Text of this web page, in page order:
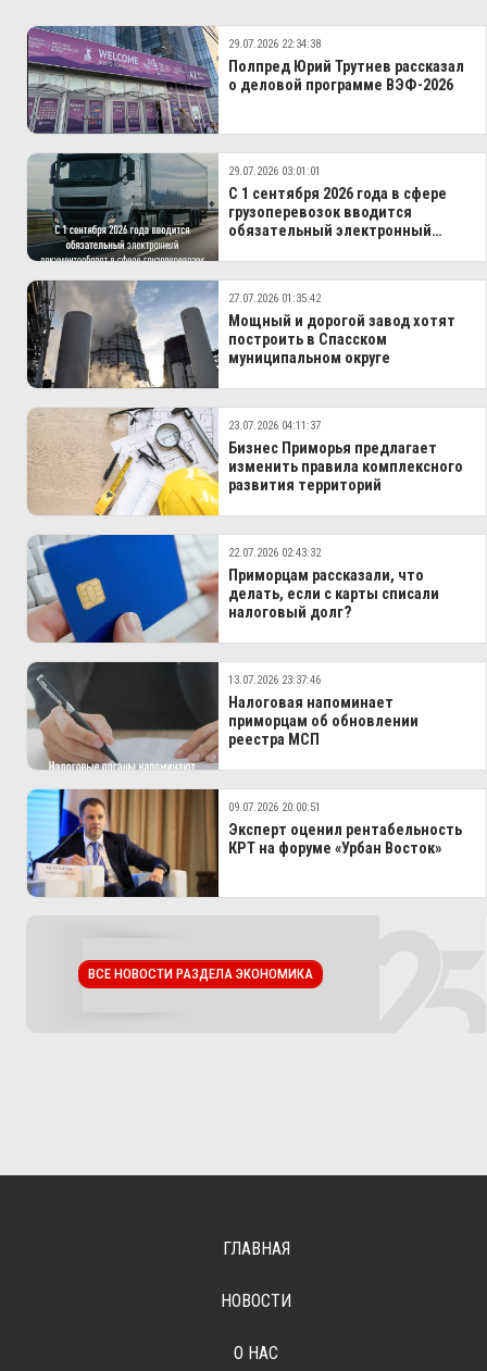
29.07.2026 22:34:38
Полпред Юрий Трутнев рассказал
о деловой программе ВЭФ-2026
29.07.2026 03:01:01
С 1 сентября 2026 года в сфере
грузоперевозок вводится
обязательный электронный
27.07.2026 01:35:42
Мощный и дорогой завод хотят
построить в Спасском
муниципальном округе
23.07.2026 04:11:37
Бизнес Приморья предлагает
изменить правила комплексного
развития территорий
22.07.2026 02:43:32
Приморцам рассказали, что
делать, если с карты списали
налоговый долг?
13.07.2026 23:37:46
Налоговая напоминает
приморцам об обновлении
реестра МСП
09.07.2026 20:00:51
Эксперт оценил рентабельность
КРТ на форуме «Урбан Восток»
ВСЕ НОВОСТИ РАЗДЕЛА ЭКОНОМИКА
ГЛАВНАЯ
НОВОСТИ
О НАС